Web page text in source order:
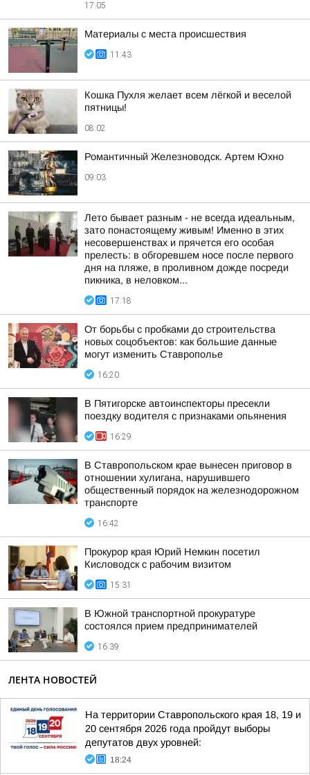
17:05
Материалы с места происшествия
11:43
Кошка Пухля желает всем лёгкой и веселой
пятницы!
08:02
Романтичный Железноводск. Артем Юхно
09:03
Лето бывает разным - не всегда идеальным,
зато понастоящему живым! Именно в этих
несовершенствах и прячется его особая
прелесть: в обгоревшем носе после первого
дня на пляже, в проливном дожде посреди
пикника, в неловком...
17:18
От борьбы с пробками до строительства
новых соцобъектов: как большие данные
могут изменить Ставрополье
16:20
В Пятигорске автоинспекторы пресекли
поездку водителя с признаками опьянения
16:29
В Ставропольском крае вынесен приговор в
отношении хулигана, нарушившего
общественный порядок на железнодорожном
транспорте
16:42
Прокурор края Юрий Немкин посетил
Кисловодск с рабочим визитом
15:31
В Южной транспортной прокуратуре
состоялся прием предпринимателей
16:39
ЛЕНТА НОВОСТЕЙ
На территории Ставропольского края 18, 19 и
20 сентября 2026 года пройдут выборы
депутатов двух уровней:
18:24